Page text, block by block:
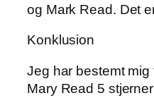
og Mark Read. Det
Konklusion
Jeg har bestemt
Mary Read 5